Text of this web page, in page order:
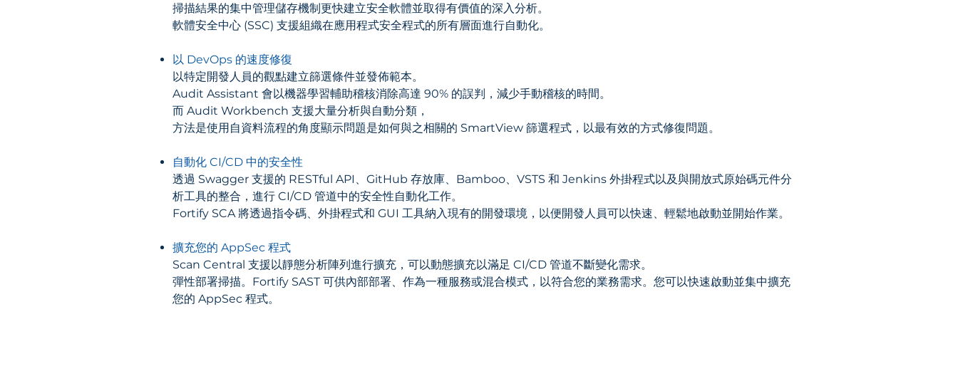
掃描結果的集中管理儲存機制更快建立安全軟體並取得有價值的深入分析。
軟體安全中心 (SSC) 支援組織在應用程式安全程式的所有層面進行自動化。
以 DevOps 的速度修復
以特定開發人員的觀點建立篩選條件並發佈範本。
Audit Assistant 會以機器學習輔助稽核消除高達 90% 的誤判，減少手動稽核的時間。
而 Audit Workbench 支援大量分析與自動分類，
方法是使用自資料流程的角度顯示問題是如何與之相關的 SmartView 篩選程式，以最有效的方式修復問題。
自動化 CI/CD 中的安全性
透過 Swagger 支援的 RESTful API、GitHub 存放庫、Bamboo、VSTS 和 Jenkins 外掛程式以及與開放式原始碼元件分
析工具的整合，進行 CI/CD 管道中的安全性自動化工作。
Fortify SCA 將透過指令碼、外掛程式和 GUI 工具納入現有的開發環境，以便開發人員可以快速、輕鬆地啟動並開始作業。
擴充您的 AppSec 程式
Scan Central 支援以靜態分析陣列進行擴充，可以動態擴充以滿足 CI/CD 管道不斷變化需求。
彈性部署掃描。Fortify SAST 可供內部部署、作為一種服務或混合模式，以符合您的業務需求。您可以快速啟動並集中擴充
您的 AppSec 程式。